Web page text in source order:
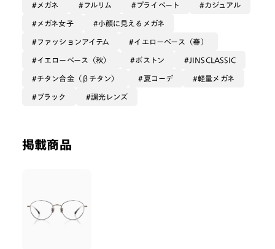
βチタンを使用し、デザインだけでなく、かけ心地の良
さにも優れているのがポイントです。
レンズは可視光調光グリーン
従来の調光レンズは紫外線に反応してカラーが変化しま
可視光調光レンズは目に見える光にも反応するため、運
さらに、調光レンズよりも
カラーが変化するのが早いのと
で、ぜひお試しくださいね！
メガネ フルリム プライベート カジュアル
メガネ女子 小顔に見えるメガネ
ファッションアイテム イエローベース（春）
イエローベース（秋） ボストン JINSCLASSIC
チタン合金（βチタン） 夏コーデ 軽量メガネ
ブラック 調光レンズ
掲載商品